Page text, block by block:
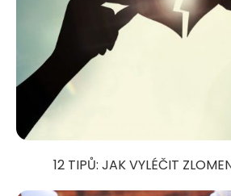
12 TIPŮ: JAK VYLÉČIT